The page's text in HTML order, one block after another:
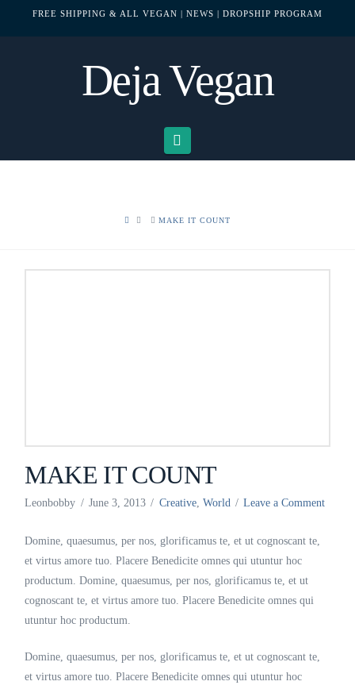
FREE SHIPPING & ALL VEGAN | NEWS | DROPSHIP PROGRAM
Deja Vegan
HOME MAKE IT COUNT
MAKE IT COUNT
Leonbobby June 3, 2013 Creative, World Leave a Comment
Domine, quaesumus, per nos, glorificamus te, et ut cognoscant te,
et virtus amore tuo. Placere Benedicite omnes qui utuntur hoc
productum. Domine, quaesumus, per nos, glorificamus te, et ut
cognoscant te, et virtus amore tuo. Placere Benedicite omnes qui
utuntur hoc productum.
Domine, quaesumus, per nos, glorificamus te, et ut cognoscant te,
et virtus amore tuo. Placere Benedicite omnes qui utuntur hoc